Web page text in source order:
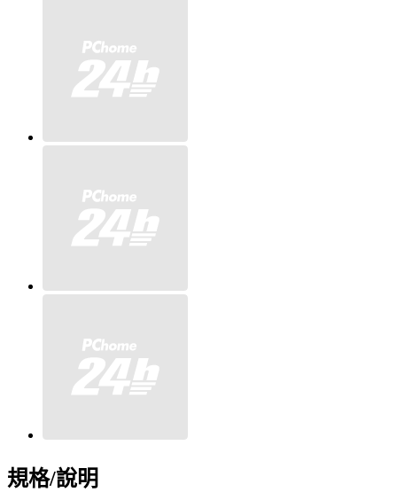
規格/說明